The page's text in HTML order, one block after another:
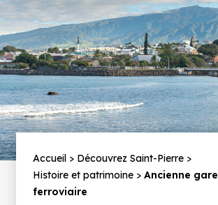
Fil
d'Ariane
Accueil
Découvrez Saint-Pierre
Histoire et patrimoine
Ancienne gare
ferroviaire